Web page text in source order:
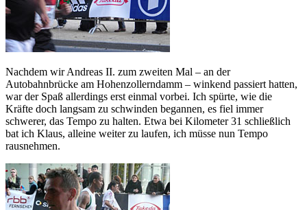
Nachdem wir Andreas II. zum zweiten Mal – an der
Autobahnbrücke am Hohenzollerndamm – winkend passiert hatten,
war der Spaß allerdings erst einmal vorbei. Ich spürte, wie die
Kräfte doch langsam zu schwinden begannen, es fiel immer
schwerer, das Tempo zu halten. Etwa bei Kilometer 31 schließlich
bat ich Klaus, alleine weiter zu laufen, ich müsse nun Tempo
rausnehmen.